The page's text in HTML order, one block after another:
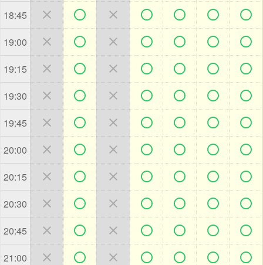
18:45       
19:00       
19:15       
19:30       
19:45       
20:00       
20:15       
20:30       
20:45       
21:00       